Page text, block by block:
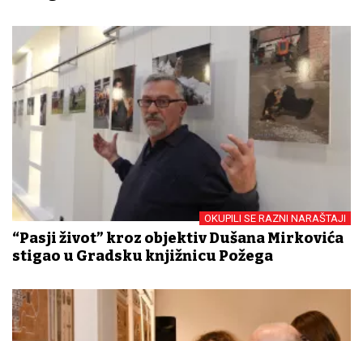
OKUPILI SE RAZNI NARAŠTAJI
“Pasji život” kroz objektiv Dušana Mirkovića
stigao u Gradsku knjižnicu Požega